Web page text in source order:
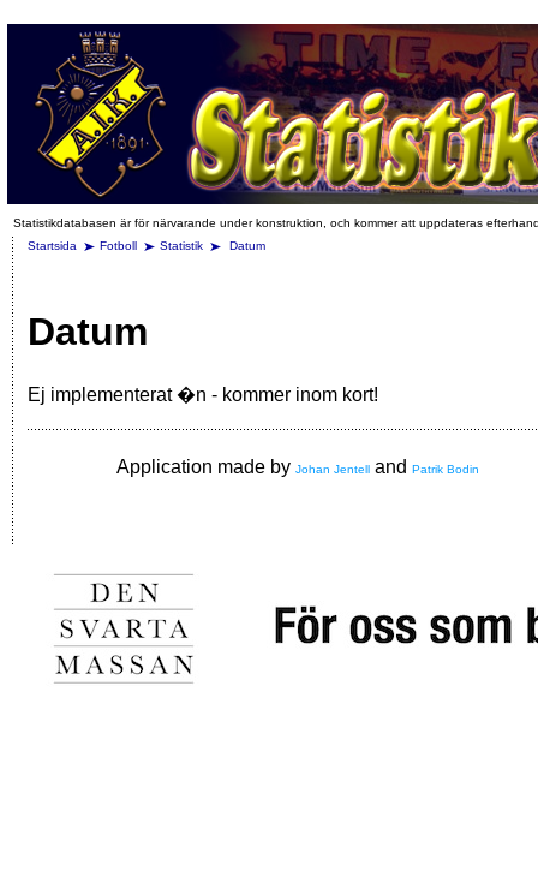
Statistikdatabasen är för närvarande under konstruktion, och kommer att uppdateras
Startsida
Fotboll Statistik Datum
Datum
Ej implementerat �n - kommer inom kort!
Application made by Johan Jentell and Patrik Bodin